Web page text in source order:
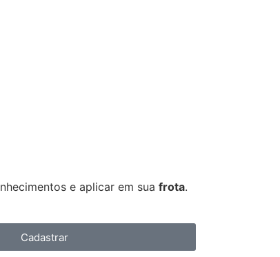
e aplicar em sua frota.
Cadastrar